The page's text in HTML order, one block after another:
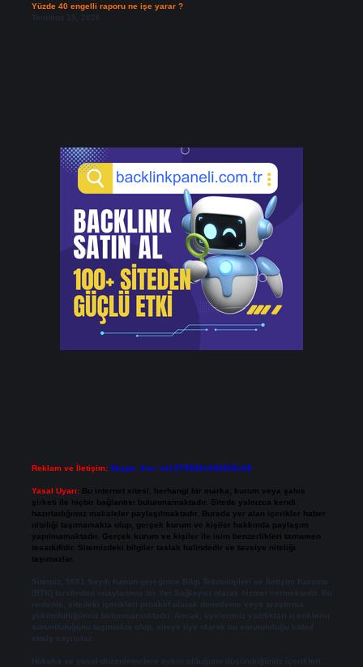
Yüzde 40 engelli raporu ne işe yarar ?
Temmuz 15, 2026
Reklam ve İletişim: Skype: live:.cid.575569c608265c69
Yasal Uyarı: Bu internet sitesi, herhangi bir marka, kurum veya şahıs
şirketi ile hiçbir bağlantısı bulunmamaktadır. Sitede yalnızca kendi
hazırladığımız makaleler paylaşılmaktadır. Burada yer alan içerikler haber
niteliği taşımamakta olup, gerçek kurum ve kişiler hakkında paylaşım
yapılmamaktadır. Gerçek kurum ve kişiler ile isim benzerlikleri tamamen
tesadüfidir. Sitemizdeki bilgiler taslak halindedir ve tavsiye niteliği
taşımazlar.
Sitemiz, 5651 Sayılı Kanun gereğince Bilgi Teknolojileri ve İletişim Kurumu
(BTK) tarafından onaylanmış bir Yer Sağlayıcı olarak hizmet vermektedir. Bu
nedenle, sitedeki içerikleri proaktif olarak denetleme veya araştırma
yükümlülüğümüz bulunmamaktadır. Ancak, üyelerimiz yazdıkları içeriklerin
sorumluluğunu taşımakta olup, siteye üye olarak bu sorumluluğu kabul
etmiş sayılırlar.
Hukuka ve yasal düzenlemelere aykırı olduğunu düşündüğünüz içerikleri,